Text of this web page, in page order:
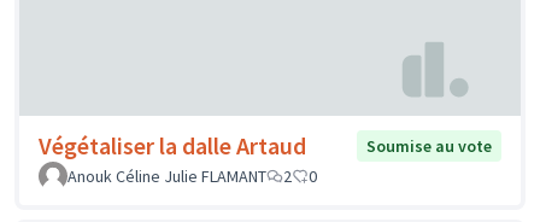
Végétaliser la dalle Artaud
Soumise au vote
Anouk Céline Julie FLAMANT
2 0